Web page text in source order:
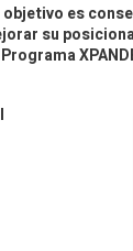
objetivo es
su